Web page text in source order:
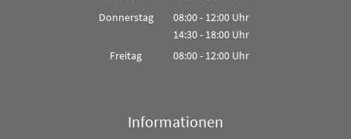
Von 08:00 bis 12:00 Uhr
Donnerstag 08:00- 12:00Uhr
Von 08:00 bis 12:00 Uhr
14:30- 18:00Uhr
Von 14:30 bis 18:00 Uhr
Freitag 08:00- 12:00Uhr
Informationen